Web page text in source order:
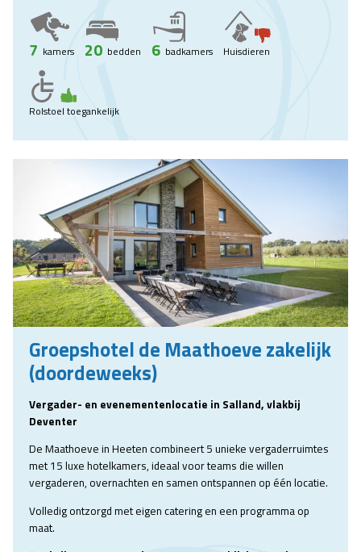
7 kamers 20 bedden 6 badkamers Huisdieren
Rolstoel toegankelijk
Groepshotel de Maathoeve zakelijk
(doordeweeks)
Vergader- en evenementenlocatie in Salland, vlakbij
Deventer
De Maathoeve in Heeten combineert 5 unieke vergaderruimtes
met 15 luxe hotelkamers, ideaal voor teams die willen
vergaderen, overnachten en samen ontspannen op één locatie.
Volledig ontzorgd met eigen catering en een programma op
maat.